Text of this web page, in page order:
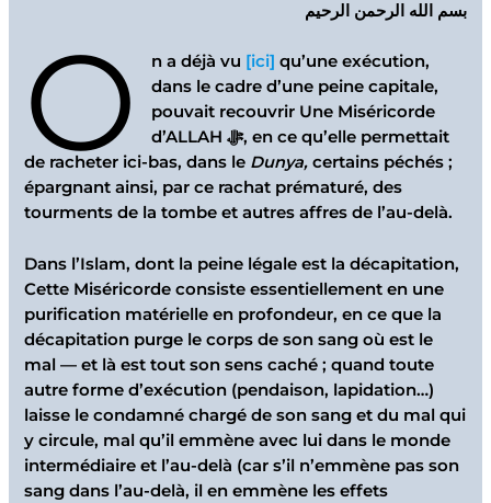
بسم الله الرحمن الرحيم
O n a déjà vu [ici] qu’une exécution,
dans le cadre d’une peine capitale,
pouvait recouvrir Une Miséricorde
d’ALLAH ﷻ, en ce qu’elle permettait
de racheter ici-bas, dans le Dunya,certains péchés ;
épargnant ainsi, par ce rachat prématuré, des
tourments de la tombe et autres affres de l’au-delà.
Dans l’Islam, dont la peine légale est la décapitation,
Cette Miséricorde consiste essentiellement en une
purification matérielle en profondeur, en ce que la
décapitation purge le corps de son sang où est le
mal — et là est tout son sens caché ; quand toute
autre forme d’exécution (pendaison, lapidation…)
laisse le condamné chargé de son sang et du mal qui
y circule, mal qu’il emmène avec lui dans le monde
intermédiaire et l’au-delà (car s’il n’emmène pas son
sang dans l’au-delà, il en emmène les effets